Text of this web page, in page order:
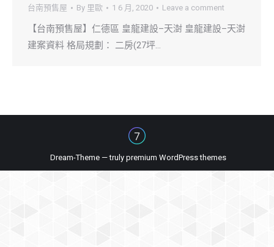
台南預售屋 By 里歐 1 6 月, 2020 Leave a comment
【台南預售屋】仁德區 皇龍建設–天澍 皇龍建設–天澍
建案資料 格局規劃： 二房(27坪…
Dream-Theme — truly premium WordPress themes